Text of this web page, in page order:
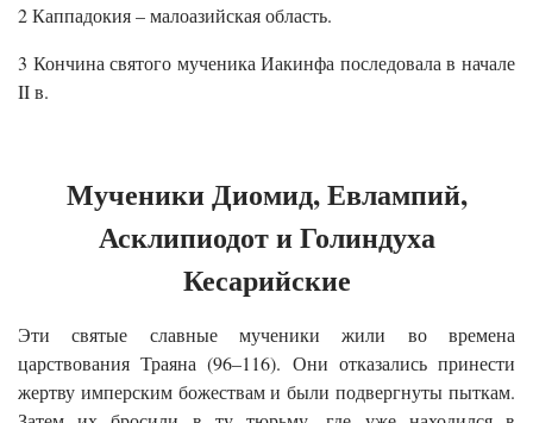
2 Каппадокия – малоазийская область.
3 Кончина святого мученика Иакинфа последовала в начале
II в.
Мученики Диомид, Евлампий,
Асклипиодот и Голиндуха
Кесарийские
Эти святые славные мученики жили во времена
царствования Траяна (96–116). Они отказались принести
жертву имперским божествам и были подвергнуты пыткам.